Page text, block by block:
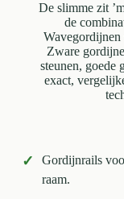
De slimme zit
de
Wavegordijnen
Zware
steunen, goede
exact,
✓
Gordijnrails
raam.